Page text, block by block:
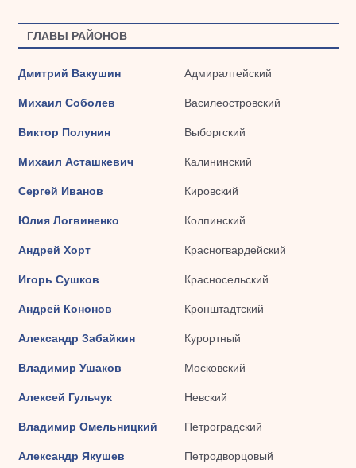
ГЛАВЫ РАЙОНОВ
Дмитрий Вакушин Адмиралтейский
Михаил Соболев Василеостровский
Виктор Полунин Выборгский
Михаил Асташкевич Калининский
Сергей Иванов Кировский
Юлия Логвиненко Колпинский
Андрей Хорт Красногвардейский
Игорь Сушков Красносельский
Андрей Кононов Кронштадтский
Александр Забайкин Курортный
Владимир Ушаков Московский
Алексей Гульчук Невский
Владимир Омельницкий Петроградский
Александр Якушев Петродворцовый